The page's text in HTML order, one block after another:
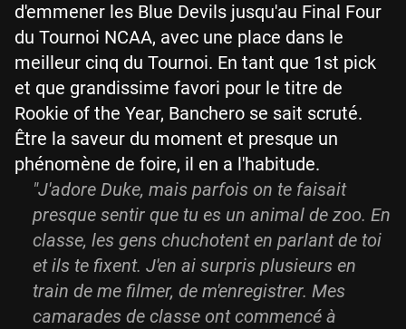
d'emmener les Blue Devils jusqu'au Final Four
du Tournoi NCAA, avec une place dans le
meilleur cinq du Tournoi. En tant que 1st pick
et que grandissime favori pour le titre de
Rookie of the Year, Banchero se sait scruté.
Être la saveur du moment et presque un
phénomène de foire, il en a l'habitude.
"J'adore Duke, mais parfois on te faisait
presque sentir que tu es un animal de zoo. En
classe, les gens chuchotent en parlant de toi
et ils te fixent. J'en ai surpris plusieurs en
train de me filmer, de m'enregistrer. Mes
camarades de classe ont commencé à